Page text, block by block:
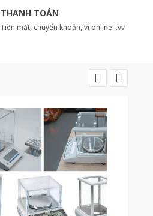
THANH TOÁN
Tiền mặt, chuyển khoản, ví online...vv